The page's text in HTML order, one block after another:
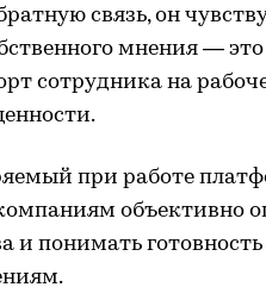
связь, он
мнения — это
сотрудника на
при работе
объективно
и понимать